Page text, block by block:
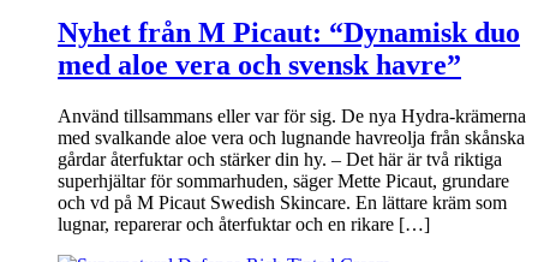
Nyhet från M Picaut: “Dynamisk duo
med aloe vera och svensk havre”
Använd tillsammans eller var för sig. De nya Hydra-krämerna
med svalkande aloe vera och lugnande havreolja från skånska
gårdar återfuktar och stärker din hy. – Det här är två riktiga
superhjältar för sommarhuden, säger Mette Picaut, grundare
och vd på M Picaut Swedish Skincare. En lättare kräm som
lugnar, reparerar och återfuktar och en rikare […]